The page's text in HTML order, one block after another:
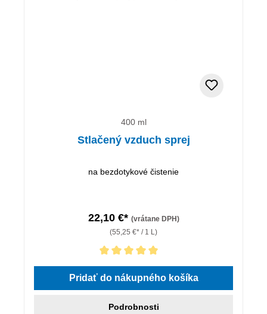
400 ml
Stlačený vzduch sprej
na bezdotykové čistenie
22,10 €* (vrátane DPH)
(55,25 €* / 1 L)
Priemerné hodnotenie 5 z 5 hviezdičiek
Pridať do nákupného košíka
Podrobnosti